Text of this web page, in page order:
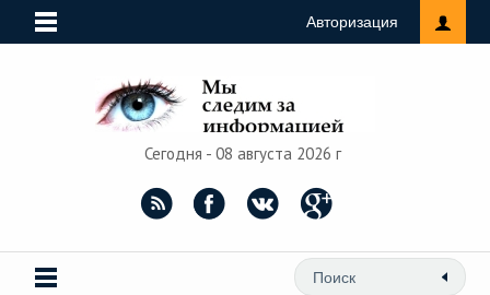
Авторизация
Сегодня - 08 августа 2026 г